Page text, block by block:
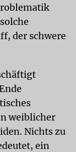
der schwere
weiblicher
Nichts zu
ein